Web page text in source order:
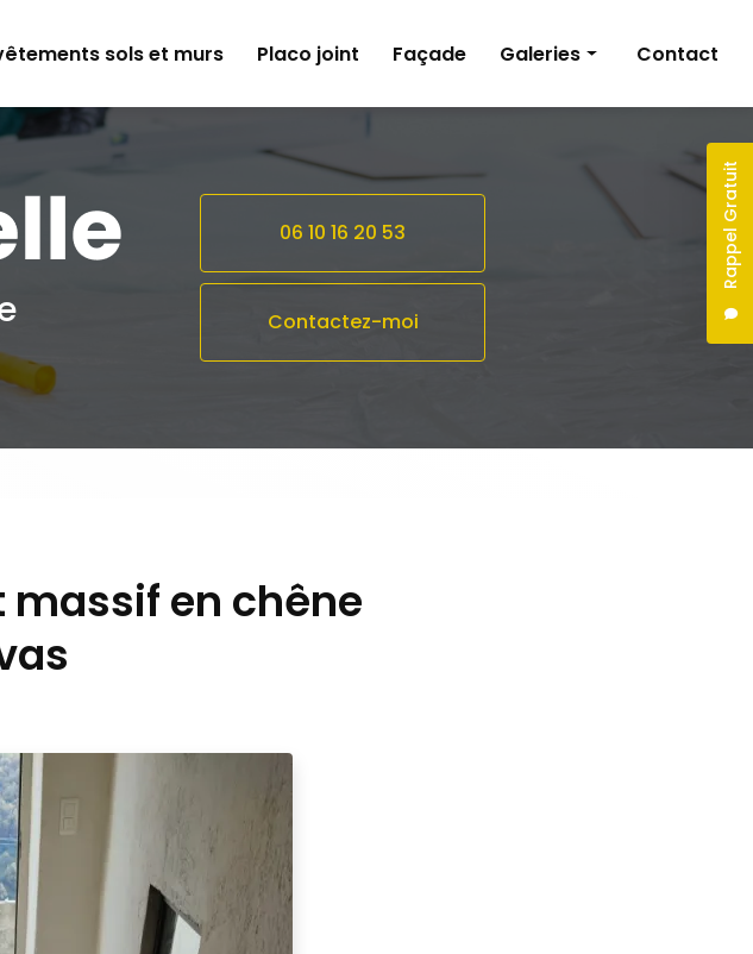
Rappel Gratuit
sols et murs Placo joint Façade Galeries
Pose de revêtements sols et murs
Contact
06 10 16 20 53
Contactez-moi
en chêne